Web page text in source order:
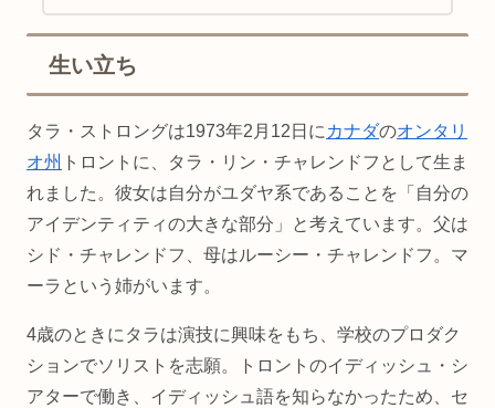
生い立ち
タラ・ストロングは1973年2月12日に カナダのオンタリ
オ州 トロントに、タラ・リン・チャレンドフとして生ま
れました。彼女は自分がユダヤ系であることを「自分の
アイデンティティの大きな部分」と考えています。父は
シド・チャレンドフ、母はルーシー・チャレンドフ。マ
ーラという姉がいます。
4歳のときにタラは演技に興味をもち、学校のプロダク
ションでソリストを志願。トロントのイディッシュ・シ
アターで働き、イディッシュ語を知らなかったため、セ